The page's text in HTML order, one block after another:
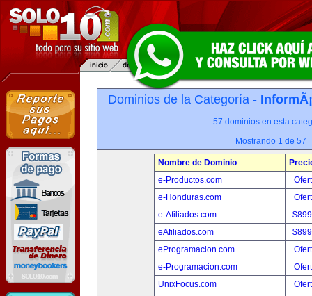
Dominios de la Categoría -
57 dominios en esta
Mostrando 1 de 57
Nombre de Dominio
e-Productos.com
e-Honduras.com
e-Afiliados.com
eAfiliados.com
eProgramacion.com
e-Programacion.com
UnixFocus.com